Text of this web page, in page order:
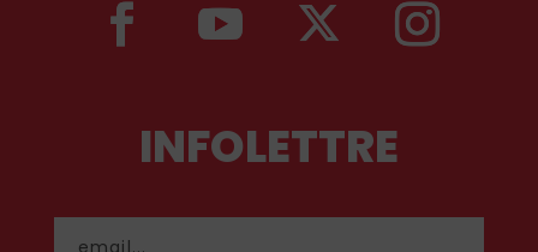
INFOLETTRE